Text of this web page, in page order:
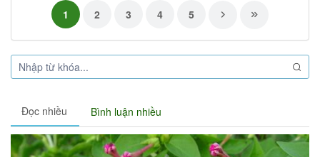
1 2 3 4 5
Đọc nhiều Bình luận nhiều